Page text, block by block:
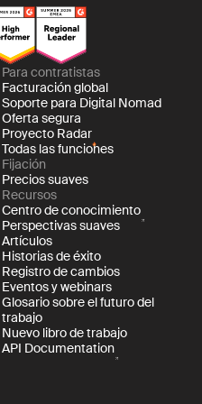
Para contratistas
Facturación global
Soporte para Digital Nomad
Oferta segura
Proyecto Radar
Todas las funciones
Fijación
Precios suaves
Recursos
Centro de conocimiento
Perspectivas suaves
Artículos
Historias de éxito
Registro de cambios
Eventos y webinars
Glosario sobre el futuro del
trabajo
Nuevo libro de trabajo
API Documentation